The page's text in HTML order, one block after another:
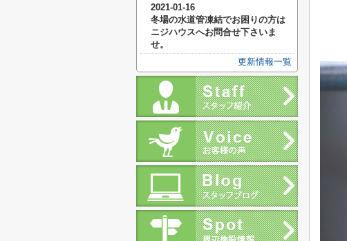
2021-01-16
冬場の水道管凍結でお困りの方は
ニジハウスへお問合せ下さいま
せ。
更新情報一覧